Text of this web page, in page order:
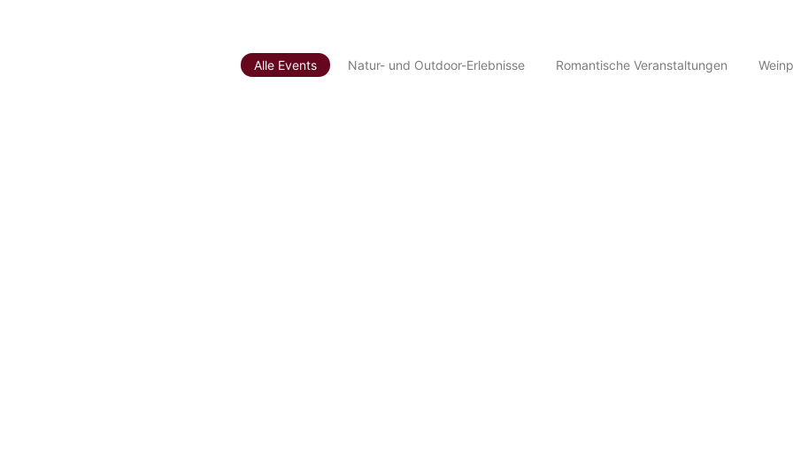
Alle Events Natur- und Outdoor-Erlebnisse Romantische Veranstaltungen